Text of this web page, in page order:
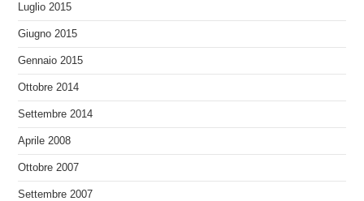
Luglio 2015
Giugno 2015
Gennaio 2015
Ottobre 2014
Settembre 2014
Aprile 2008
Ottobre 2007
Settembre 2007